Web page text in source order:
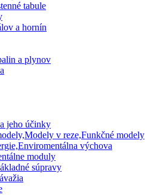
tabule
a hornín
a plynov
jeho účinky
v reze,Funkčné modely
výchova
moduly
súpravy